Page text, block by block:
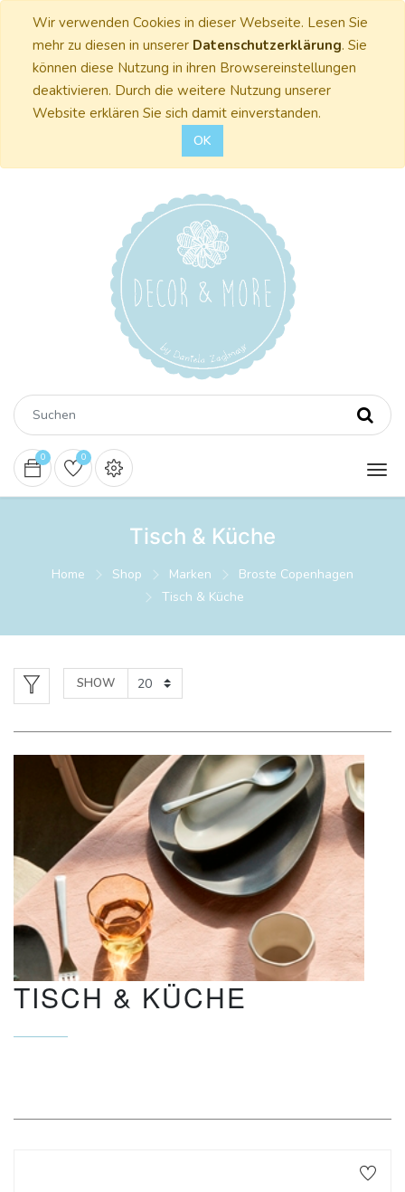
Wir verwenden Cookies in dieser Webseite. Lesen Sie
mehr zu diesen in unserer Datenschutzerklärung. Sie
können diese Nutzung in ihren Browsereinstellungen
deaktivieren. Durch die weitere Nutzung unserer
Website erklären Sie sich damit einverstanden.
OK
0 0
Tisch & Küche
Home Shop Marken
Broste Copenhagen
Tisch & Küche
SHOW
TISCH & KÜCHE